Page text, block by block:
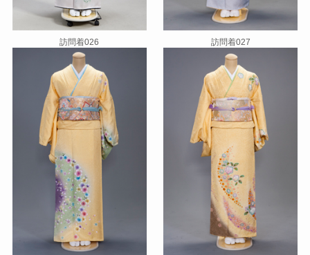
訪問着026 訪問着027